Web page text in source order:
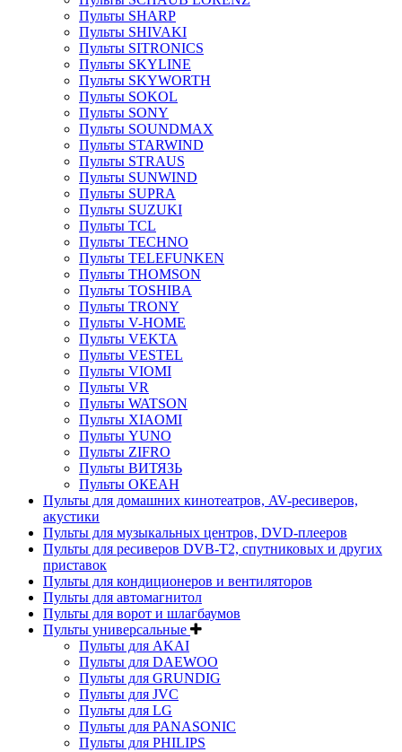
Пульты SHARP
Пульты SHIVAKI
Пульты SITRONICS
Пульты SKYLINE
Пульты SKYWORTH
Пульты SOKOL
Пульты SONY
Пульты SOUNDMAX
Пульты STARWIND
Пульты STRAUS
Пульты SUNWIND
Пульты SUPRA
Пульты SUZUKI
Пульты TCL
Пульты TECHNO
Пульты TELEFUNKEN
Пульты THOMSON
Пульты TOSHIBA
Пульты TRONY
Пульты V-HOME
Пульты VEKTA
Пульты VESTEL
Пульты VIOMI
Пульты VR
Пульты WATSON
Пульты XIAOMI
Пульты YUNO
Пульты ZIFRO
Пульты ВИТЯЗЬ
Пульты ОКЕАН
Пульты для домашних кинотеатров, AV-ресиверов,
акустики
Пульты для музыкальных центров, DVD-плееров
Пульты для ресиверов DVB-T2, спутниковых и других
приставок
Пульты для кондиционеров и вентиляторов
Пульты для автомагнитол
Пульты для ворот и шлагбаумов
Пульты универсальные
Пульты для AKAI
Пульты для DAEWOO
Пульты для GRUNDIG
Пульты для JVC
Пульты для LG
Пульты для PANASONIC
Пульты для PHILIPS